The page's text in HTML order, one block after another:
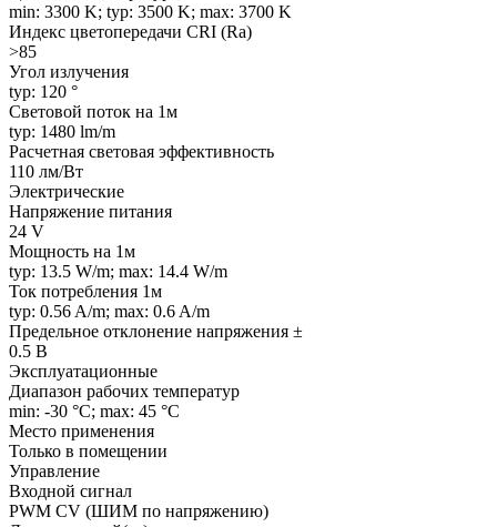
min: 3300 K; typ: 3500 K; max: 3700 K
Индекс цветопередачи CRI (Ra)
>85
Угол излучения
typ: 120 °
Световой поток на 1м
typ: 1480 lm/m
Расчетная световая эффективность
110 лм/Вт
Электрические
Напряжение питания
24 V
Мощность на 1м
typ: 13.5 W/m; max: 14.4 W/m
Ток потребления 1м
typ: 0.56 A/m; max: 0.6 A/m
Предельное отклонение напряжения ±
0.5 В
Эксплуатационные
Диапазон рабочих температур
min: -30 °C; max: 45 °C
Место применения
Только в помещении
Управление
Входной сигнал
PWM СV (ШИМ по напряжению)